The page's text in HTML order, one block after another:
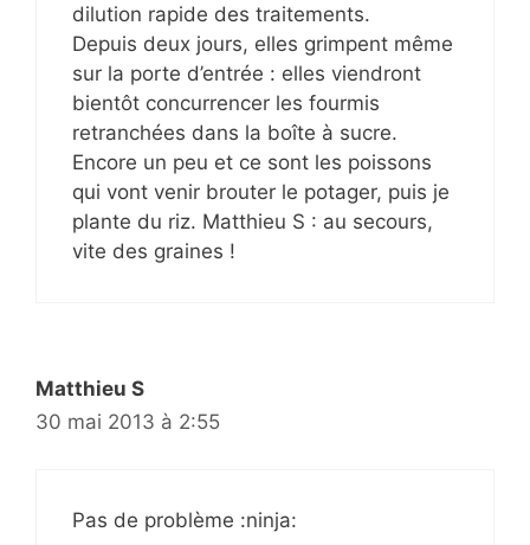
dilution rapide des traitements.
Depuis deux jours, elles grimpent même
sur la porte d’entrée : elles viendront
bientôt concurrencer les fourmis
retranchées dans la boîte à sucre.
Encore un peu et ce sont les poissons
qui vont venir brouter le potager, puis je
plante du riz. Matthieu S : au secours,
vite des graines !
Matthieu S
30 mai 2013 à 2:55
Pas de problème :ninja: